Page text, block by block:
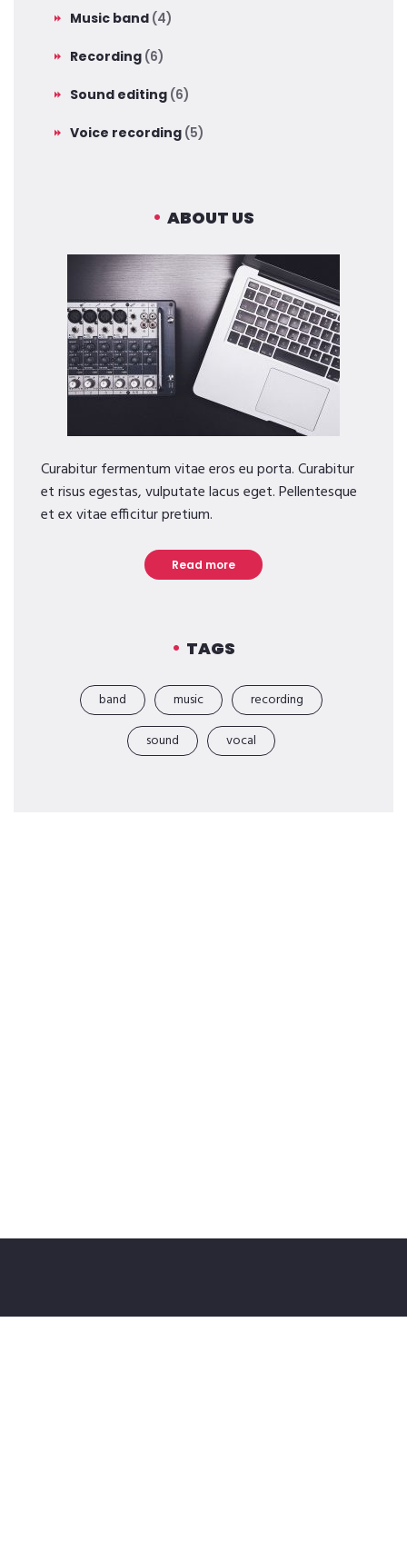
Music band (4)
Recording (6)
Sound editing (6)
Voice recording (5)
ABOUT US
Curabitur fermentum vitae eros eu porta. Curabitur
et risus egestas, vulputate lacus eget. Pellentesque
et ex vitae efficitur pretium.
Read more
TAGS
band music
recording
sound
vocal